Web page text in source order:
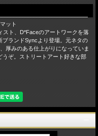
ット
スト、D*Faceのアートワークを落
ブランドSyncより登場。元ネタの
厚みのある仕上がりになっていま
うぞ。ストリートアート好きな部